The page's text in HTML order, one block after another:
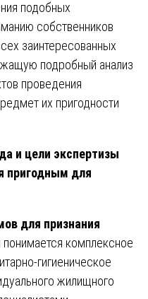
подобных
собственников
заинтересованных
подробный анализ
проведения
их пригодности
и цели экспертизы
пригодным для
для признания
понимается комплексное
гигиеническое
жилищного